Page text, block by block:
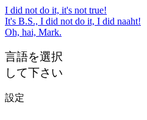
I did not do it, it's not true!
It's B.S., I did not do it, I did naaht!
Oh, hai, Mark.
言語を選択
して下さい
設定